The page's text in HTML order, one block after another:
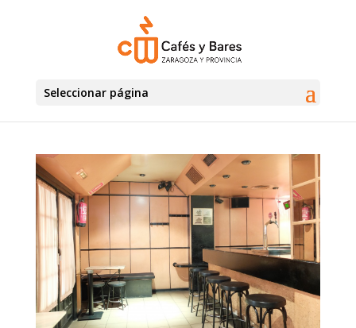
Seleccionar página